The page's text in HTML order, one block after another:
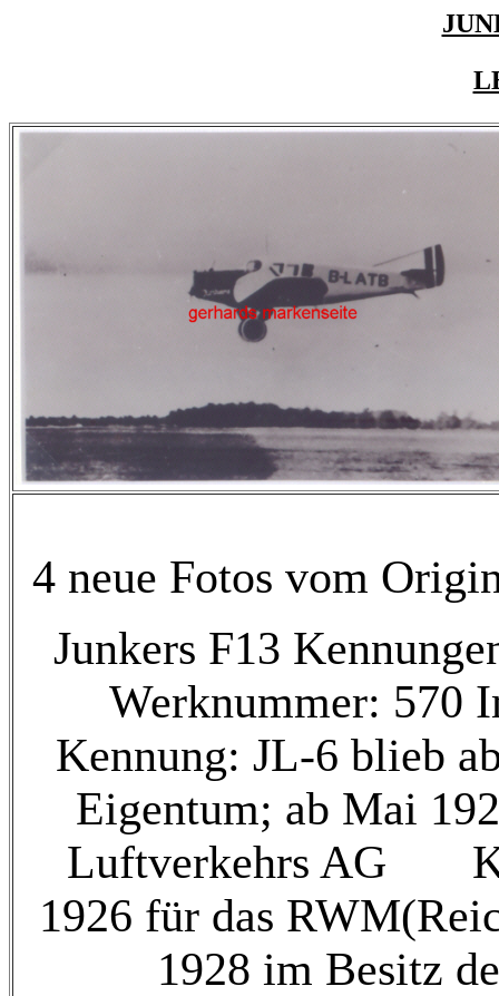
4 neue Fotos vom
Junkers F13
Werknummer: 570
Kennung: JL-6 blieb
Eigentum; ab Mai
Luftverkehrs AG
1926 für das
1928 im